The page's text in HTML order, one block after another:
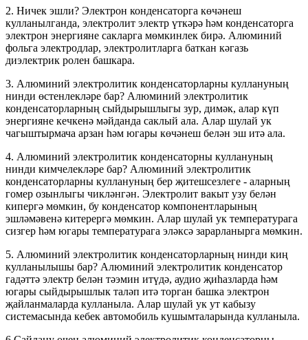
2. Ничек эшли? Электрон конденсаторга көчәнеш
кулланылганда, электролит электр үткәрә һәм конденсаторга
электрон энергияне сакларга мөмкинлек бирә. Алюминий
фольга электродлар, электролитларга баткан кәгазь
диэлектрик ролен башкара.
3. Алюминий электролитик конденсаторларны куллануның
нинди өстенлекләре бар? Алюминий электролитик
конденсаторларның сыйдырышлыгы зур, димәк, алар күп
энергияне кечкенә мәйданда саклый ала. Алар шулай ук ​​
чагыштырмача арзан һәм югары көчәнеш белән эш итә ала.
4. Алюминий электролитик конденсаторны куллануның
нинди кимчелекләре бар? Алюминий электролитик
конденсаторларны куллануның бер җитешсезлеге - аларның
гомер озынлыгы чикләнгән. Электролит вакыт узу белән
кипергә мөмкин, бу конденсатор компонентларының
эшләмәвенә китерергә мөмкин. Алар шулай ук ​​температурага
сизгер һәм югары температурага эләксә зарарланырга мөмкин.
5. Алюминий электролитик конденсаторларның нинди киң
кулланылышы бар? Алюминий электролитик конденсатор
гадәттә электр белән тәэмин итүдә, аудио җиһазларда һәм
югары сыйдырышлык таләп итә торган башка электрон
җайланмаларда кулланыла. Алар шулай ук ​​ут кабызу
системасында кебек автомобиль кушымталарында кулланыла.